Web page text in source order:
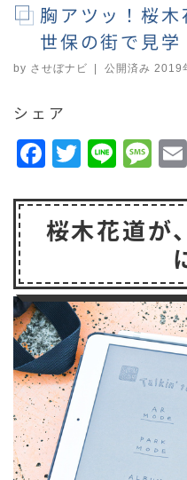
胸アツッ！桜
世保の街で見学
by させぼナビ | 公開済み 2019
シェア
F
c
e
o
o
k
T
it
t
r
Li
e
M
s
s
g
e
桜木花道が